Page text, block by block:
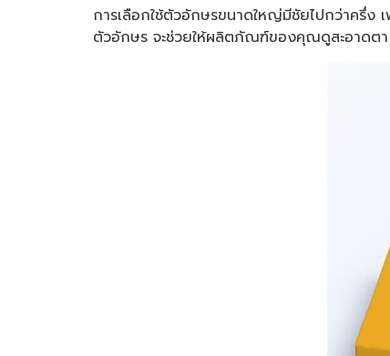
การเลือกใช้ตัวอักษรขนาดใหญ่มีชัยไปกว่าครึ่ง
ตัวอักษร จะช่วยให้ผลิตภัณฑ์ของคุณดูสะอาดตา